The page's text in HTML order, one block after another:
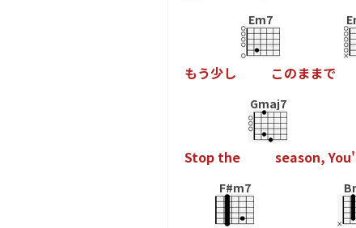
もう少し
Em7
このままで
Stop the
Gmaj7
season, You'
F#m7